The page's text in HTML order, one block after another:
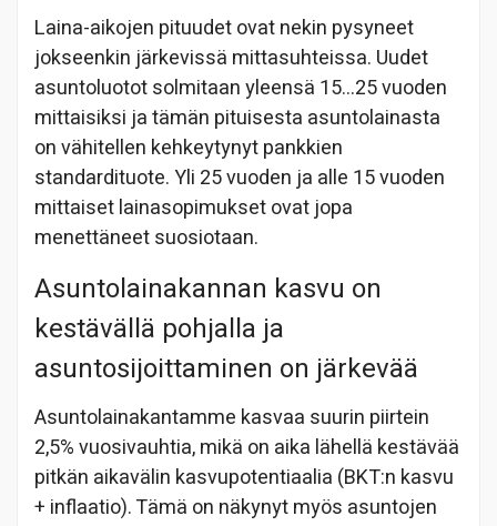
Laina-aikojen pituudet ovat nekin pysyneet
jokseenkin järkevissä mittasuhteissa. Uudet
asuntoluotot solmitaan yleensä 15…25 vuoden
mittaisiksi ja tämän pituisesta asuntolainasta
on vähitellen kehkeytynyt pankkien
standardituote. Yli 25 vuoden ja alle 15 vuoden
mittaiset lainasopimukset ovat jopa
menettäneet suosiotaan.
Asuntolainakannan kasvu on
kestävällä pohjalla ja
asuntosijoittaminen on järkevää
Asuntolainakantamme kasvaa suurin piirtein
2,5% vuosivauhtia, mikä on aika lähellä kestävää
pitkän aikavälin kasvupotentiaalia (BKT:n kasvu
+ inflaatio). Tämä on näkynyt myös asuntojen